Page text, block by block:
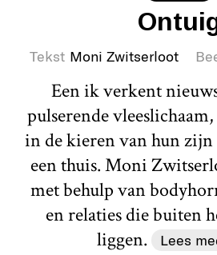
Tekst Moni Zwitserloot
Een ik verkent
pulserende
in de kieren van hun
een thuis. Moni
met behulp van
en relaties die buiten
liggen.
Lees